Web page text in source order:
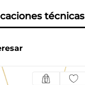
técnicas